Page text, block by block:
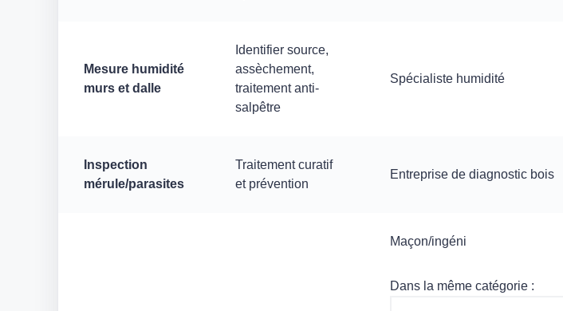
Mesure humidité
murs et dalle
Identifier source,
assèchement,
traitement anti-
salpêtre
Spécialiste humidité
Inspection
mérule/parasites
Traitement curatif
et prévention
Entreprise de diagnostic bois
Maçon/ingéni
Dans la même catégorie :